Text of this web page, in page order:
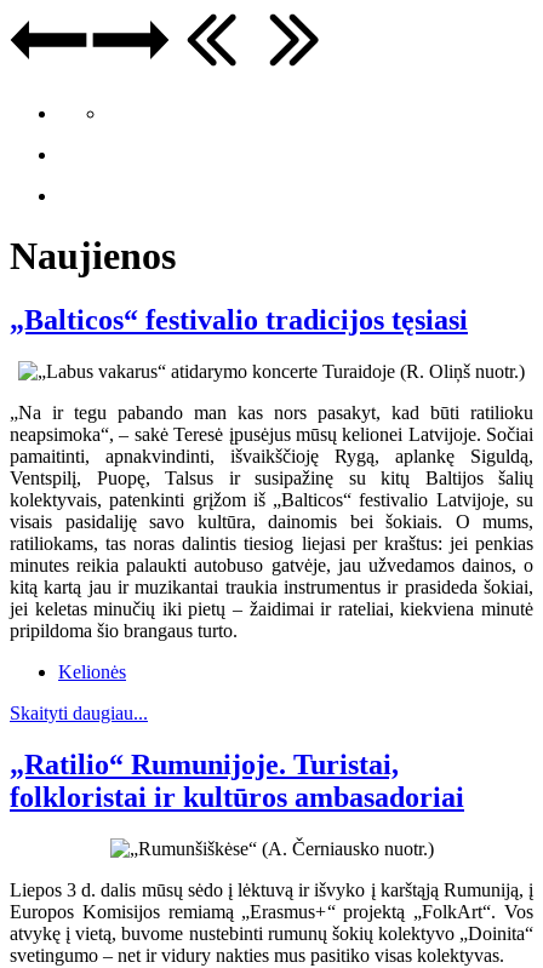
Naujienos
„Balticos“ festivalio tradicijos tęsiasi
„Na ir tegu pabando man kas nors pasakyt, kad būti ratilioku
neapsimoka“, – sakė Teresė įpusėjus mūsų kelionei Latvijoje. Sočiai
pamaitinti, apnakvindinti, išvaikščioję Rygą, aplankę Siguldą,
Ventspilį, Puopę, Talsus ir susipažinę su kitų Baltijos šalių
kolektyvais, patenkinti grįžom iš „Balticos“ festivalio Latvijoje, su
visais pasidaliję savo kultūra, dainomis bei šokiais. O mums,
ratiliokams, tas noras dalintis tiesiog liejasi per kraštus: jei penkias
minutes reikia palaukti autobuso gatvėje, jau užvedamos dainos, o
kitą kartą jau ir muzikantai traukia instrumentus ir prasideda šokiai,
jei keletas minučių iki pietų – žaidimai ir rateliai, kiekviena minutė
pripildoma šio brangaus turto.
Kelionės
Skaityti daugiau...
„Ratilio“ Rumunijoje. Turistai,
folkloristai ir kultūros ambasadoriai
Liepos 3 d. dalis mūsų sėdo į lėktuvą ir išvyko į karštąją Rumuniją, į
Europos Komisijos remiamą „Erasmus+“ projektą „FolkArt“. Vos
atvykę į vietą, buvome nustebinti rumunų šokių kolektyvo „Doinita“
svetingumo – net ir vidury nakties mus pasitiko visas kolektyvas.